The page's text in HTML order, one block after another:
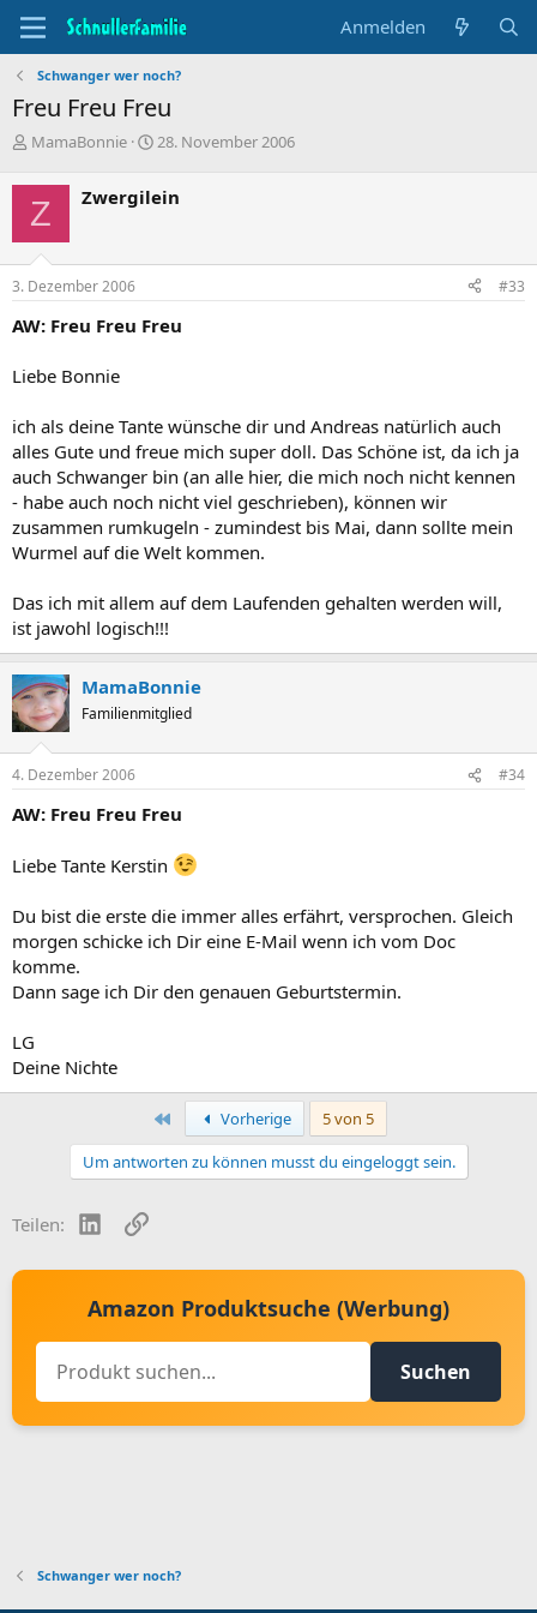
Anmelden
Schwanger wer noch?
Freu Freu Freu
T
e
m
e
n
s
t
r
e
MamaBonnie
B
i
d
u
28. November 2006
Z Zwergilein
3. Dezember 2006 #33
AW: Freu Freu Freu
Liebe Bonnie
ich als deine Tante wünsche dir und Andreas natürlich auch
alles Gute und freue mich super doll. Das Schöne ist, da ich ja
auch Schwanger bin (an alle hier, die mich noch nicht kennen
- habe auch noch nicht viel geschrieben), können wir
zusammen rumkugeln - zumindest bis Mai, dann sollte mein
Wurmel auf die Welt kommen.
Das ich mit allem auf dem Laufenden gehalten werden will,
ist jawohl logisch!!!
MamaBonnie
Familienmitglied
4. Dezember 2006 #34
AW: Freu Freu Freu
Liebe Tante Kerstin
Du bist die erste die immer alles erfährt, versprochen. Gleich
morgen schicke ich Dir eine E-Mail wenn ich vom Doc
komme.
Dann sage ich Dir den genauen Geburtstermin.
LG
Deine Nichte
Erste Vorherige
5 von 5
Um antworten zu können musst du eingeloggt sein.
Teilen: LinkedInLink
Amazon Produktsuche (Werbung)
Suchen
Schwanger wer noch?